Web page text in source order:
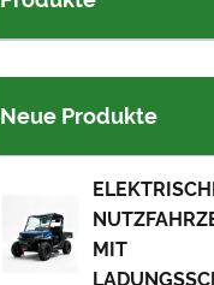
Neue Produkte
MIT